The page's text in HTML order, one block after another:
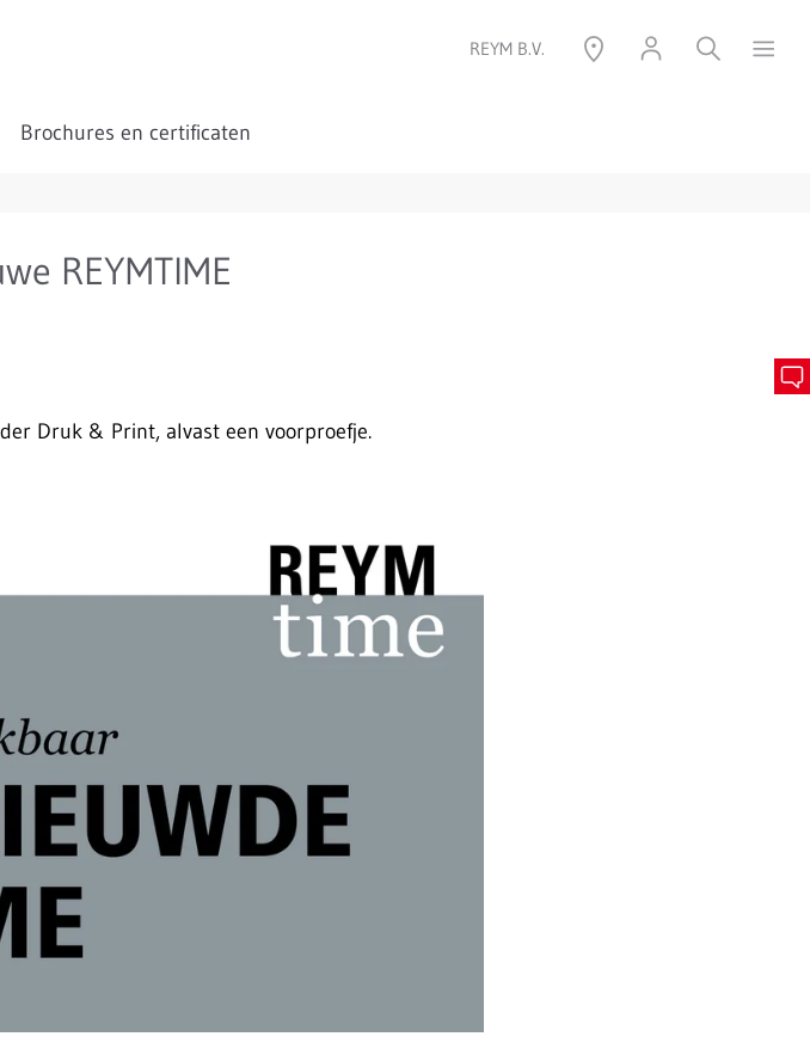
REYM B.V.
Brochures en certificaten
REYMTIME
Druk & Print, alvast een voorproefje.